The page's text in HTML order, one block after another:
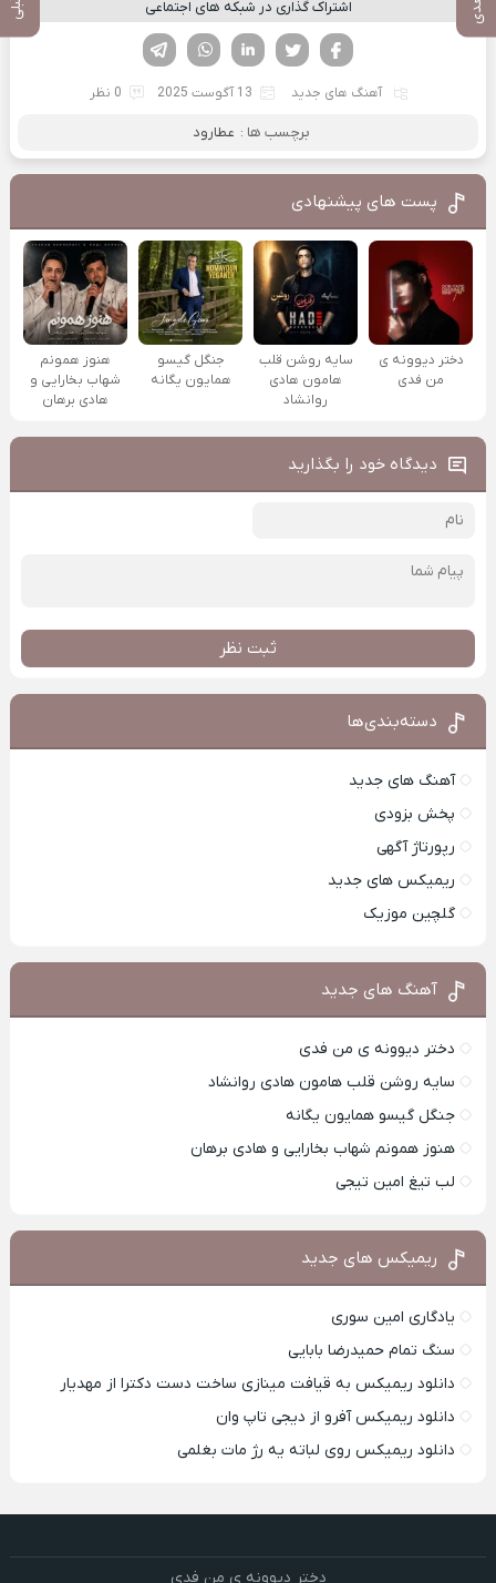
اشتراک گذاری در شبکه های اجتماعی
لینکدین تویتر
فیسوک
آهنگ های جدید 13 آگوست 2025 0 نظر
برچسب ها : عطارود
پست های پیشنهادی
دختر دیوونه ی
من فدی
سایه روشن قلب
هامون هادی
روانشاد
جنگل گیسو
همایون یگانه
هنوز همونم
شهاب بخارایی و
هادی برهان
دیدگاه خود را بگذارید
ثبت نظر
دسته‌بندی‌ها
آهنگ های جدید
پخش بزودی
رپورتاژ آگهی
ریمیکس های جدید
گلچین موزیک
آهنگ های جدید
دختر دیوونه ی من فدی
سایه روشن قلب هامون هادی روانشاد
جنگل گیسو همایون یگانه
هنوز همونم شهاب بخارایی و هادی برهان
لب تیغ امین تیجی
ریمیکس های جدید
یادگاری امین سوری
سنگ تمام حمیدرضا بابایی
دانلود ریمیکس به قیافت مینازی ساخت دست دکترا از مهدیار
دانلود ریمیکس آفرو از ديجی تاپ وان
دانلود ریمیکس روی لباته یه رژ مات بغلمی
دختر دیوونه ی من فدی